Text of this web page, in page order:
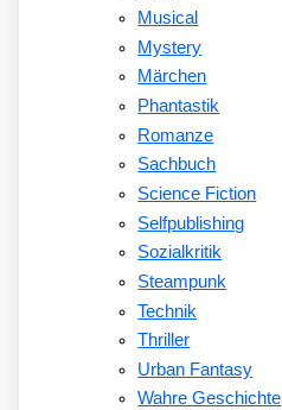
Musical
Mystery
Märchen
Phantastik
Romanze
Sachbuch
Science Fiction
Selfpublishing
Sozialkritik
Steampunk
Technik
Thriller
Urban Fantasy
Wahre Geschichte